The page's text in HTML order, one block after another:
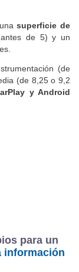
unasuperficie de
de 5) y un
(de
(de 8,25 o 9,2
y Android
para un
información